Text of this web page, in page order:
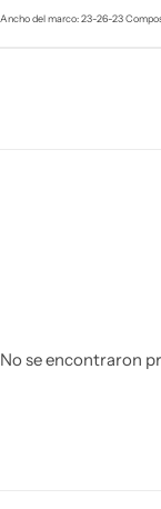
Ancho del marco: 23-26-23
No se encontraron